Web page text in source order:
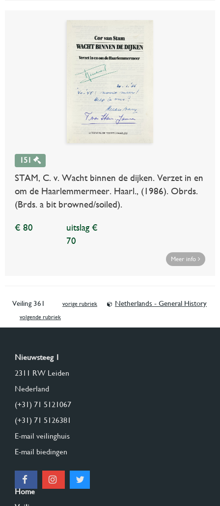
151
STAM, C. v. Wacht binnen de dijken. Verzet in en
om de Haarlemmermeer. Haarl., (1986). Obrds.
(Brds. a bit browned/soiled).
€ 80
uitslag €
70
Meer info
Veiling 361 vorige rubriek Netherlands - General History
volgende rubriek
Nieuwsteeg 1
2311 RW Leiden
Nederland
(+31) 71 5121067
(+31) 71 5126381
E-mail veilinghuis
E-mail biedingen
Home